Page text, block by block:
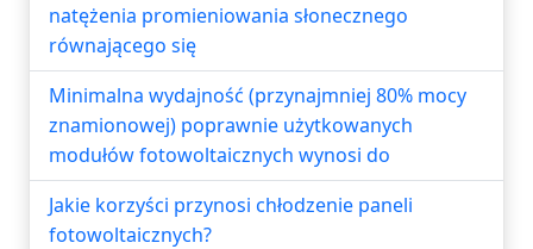
natężenia promieniowania słonecznego
równającego się
Minimalna wydajność (przynajmniej 80% mocy
znamionowej) poprawnie użytkowanych
modułów fotowoltaicznych wynosi do
Jakie korzyści przynosi chłodzenie paneli
fotowoltaicznych?